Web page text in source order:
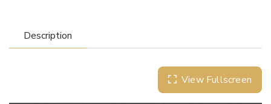
Description
View Fullscreen